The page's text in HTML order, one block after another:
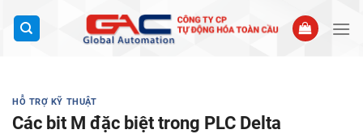
qua
HỖ TRỢ KỸ THUẬT
Các bit M đặc biệt trong PLC Delta